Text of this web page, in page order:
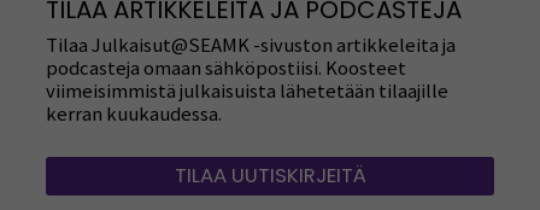
TILAA ARTIKKELEITA JA PODCASTEJA
Tilaa Julkaisut@SEAMK -sivuston artikkeleita ja
podcasteja omaan sähköpostiisi. Koosteet
viimeisimmistä julkaisuista lähetetään tilaajille
kerran kuukaudessa.
TILAA UUTISKIRJEITÄ